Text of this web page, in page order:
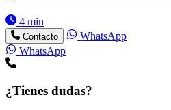
4 min
Contacto
WhatsApp
WhatsApp
¿Tienes dudas?